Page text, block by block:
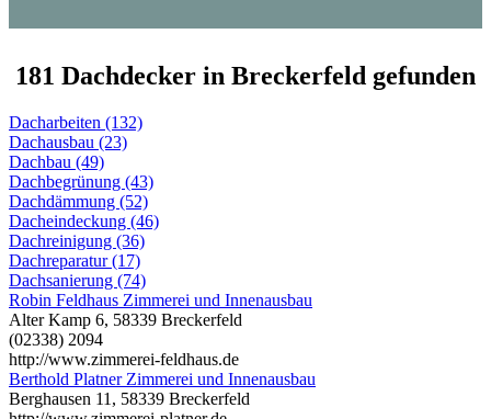
181 Dachdecker in Breckerfeld gefunden
Dacharbeiten (132)
Dachausbau (23)
Dachbau (49)
Dachbegrünung (43)
Dachdämmung (52)
Dacheindeckung (46)
Dachreinigung (36)
Dachreparatur (17)
Dachsanierung (74)
Robin Feldhaus Zimmerei und Innenausbau
Alter Kamp 6, 58339 Breckerfeld
(02338) 2094
http://www.zimmerei-feldhaus.de
Berthold Platner Zimmerei und Innenausbau
Berghausen 11, 58339 Breckerfeld